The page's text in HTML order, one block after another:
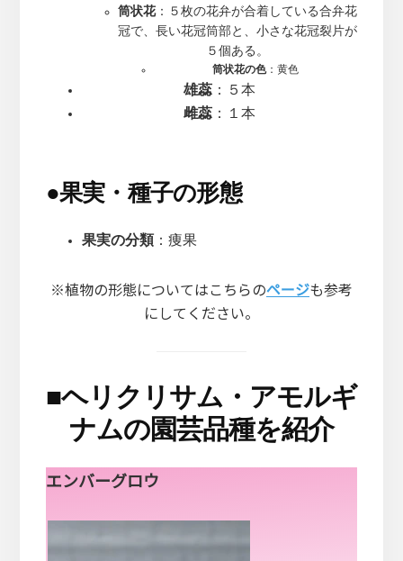
筒状花：５枚の花弁が合着している合弁花
冠で、長い花冠筒部と、小さな花冠裂片が
５個ある。
筒状花の色：黄色
雄蕊 ：５本
雌蕊 ：１本
●果実・種子の形態
果実の分類 ：痩果
※植物の形態についてはこちらのページも参考
にしてください。
■ヘリクリサム・アモルギ
ナムの園芸品種を紹介
エンバーグロウ